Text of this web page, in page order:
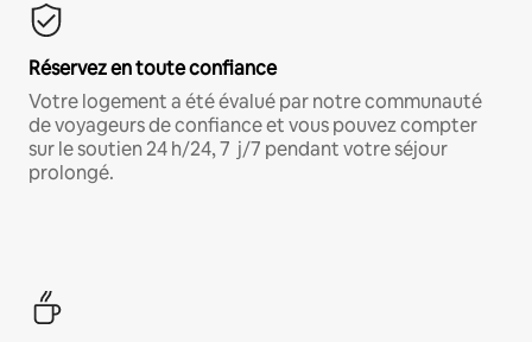
Réservez en toute confiance
Votre logement a été évalué par notre communauté
de voyageurs de confiance et vous pouvez compter
sur le soutien 24 h/24, 7 j/7 pendant votre séjour
prolongé.